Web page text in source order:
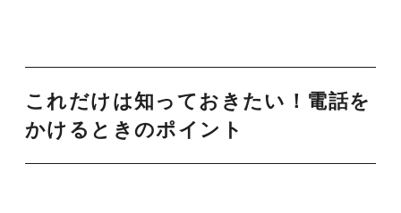
これだけは知っておきたい！電話を
かけるときのポイント